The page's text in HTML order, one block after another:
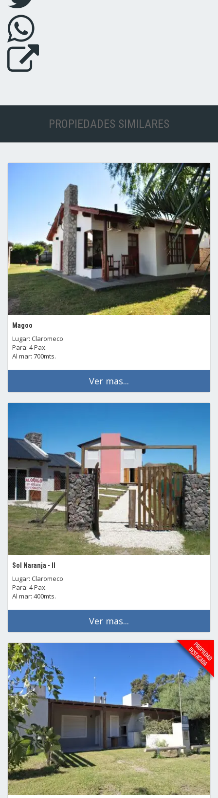
PROPIEDADES SIMILARES
Magoo
Lugar: Claromeco
Para: 4 Pax.
Al mar: 700mts.
Ver mas...
Sol Naranja - II
Lugar: Claromeco
Para: 4 Pax.
Al mar: 400mts.
Ver mas...